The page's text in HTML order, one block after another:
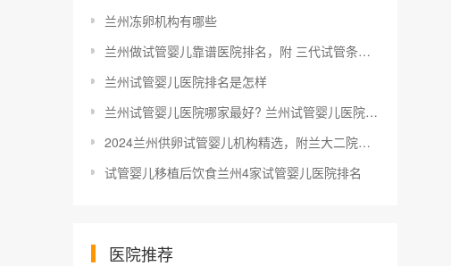
兰州冻卵机构有哪些
兰州做试管婴儿靠谱医院排名，附 三代试管条件解读
兰州试管婴儿医院排名是怎样
兰州试管婴儿医院哪家最好? 兰州试管婴儿医院排名
2024兰州供卵试管婴儿机构精选，附兰大二院助孕花费
试管婴儿移植后饮食兰州4家试管婴儿医院排名
医院推荐